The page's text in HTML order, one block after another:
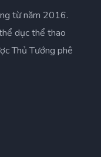
từ năm 2016.
dục thể thao
Thủ Tướng phê